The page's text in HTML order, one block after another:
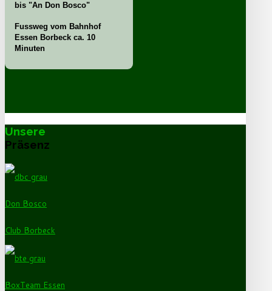
bis "An Don Bosco"
Fussweg vom Bahnhof
Essen Borbeck ca. 10
Minuten
Unsere
Präsenz
Don Bosco
Club Borbeck
BoxTeam Essen